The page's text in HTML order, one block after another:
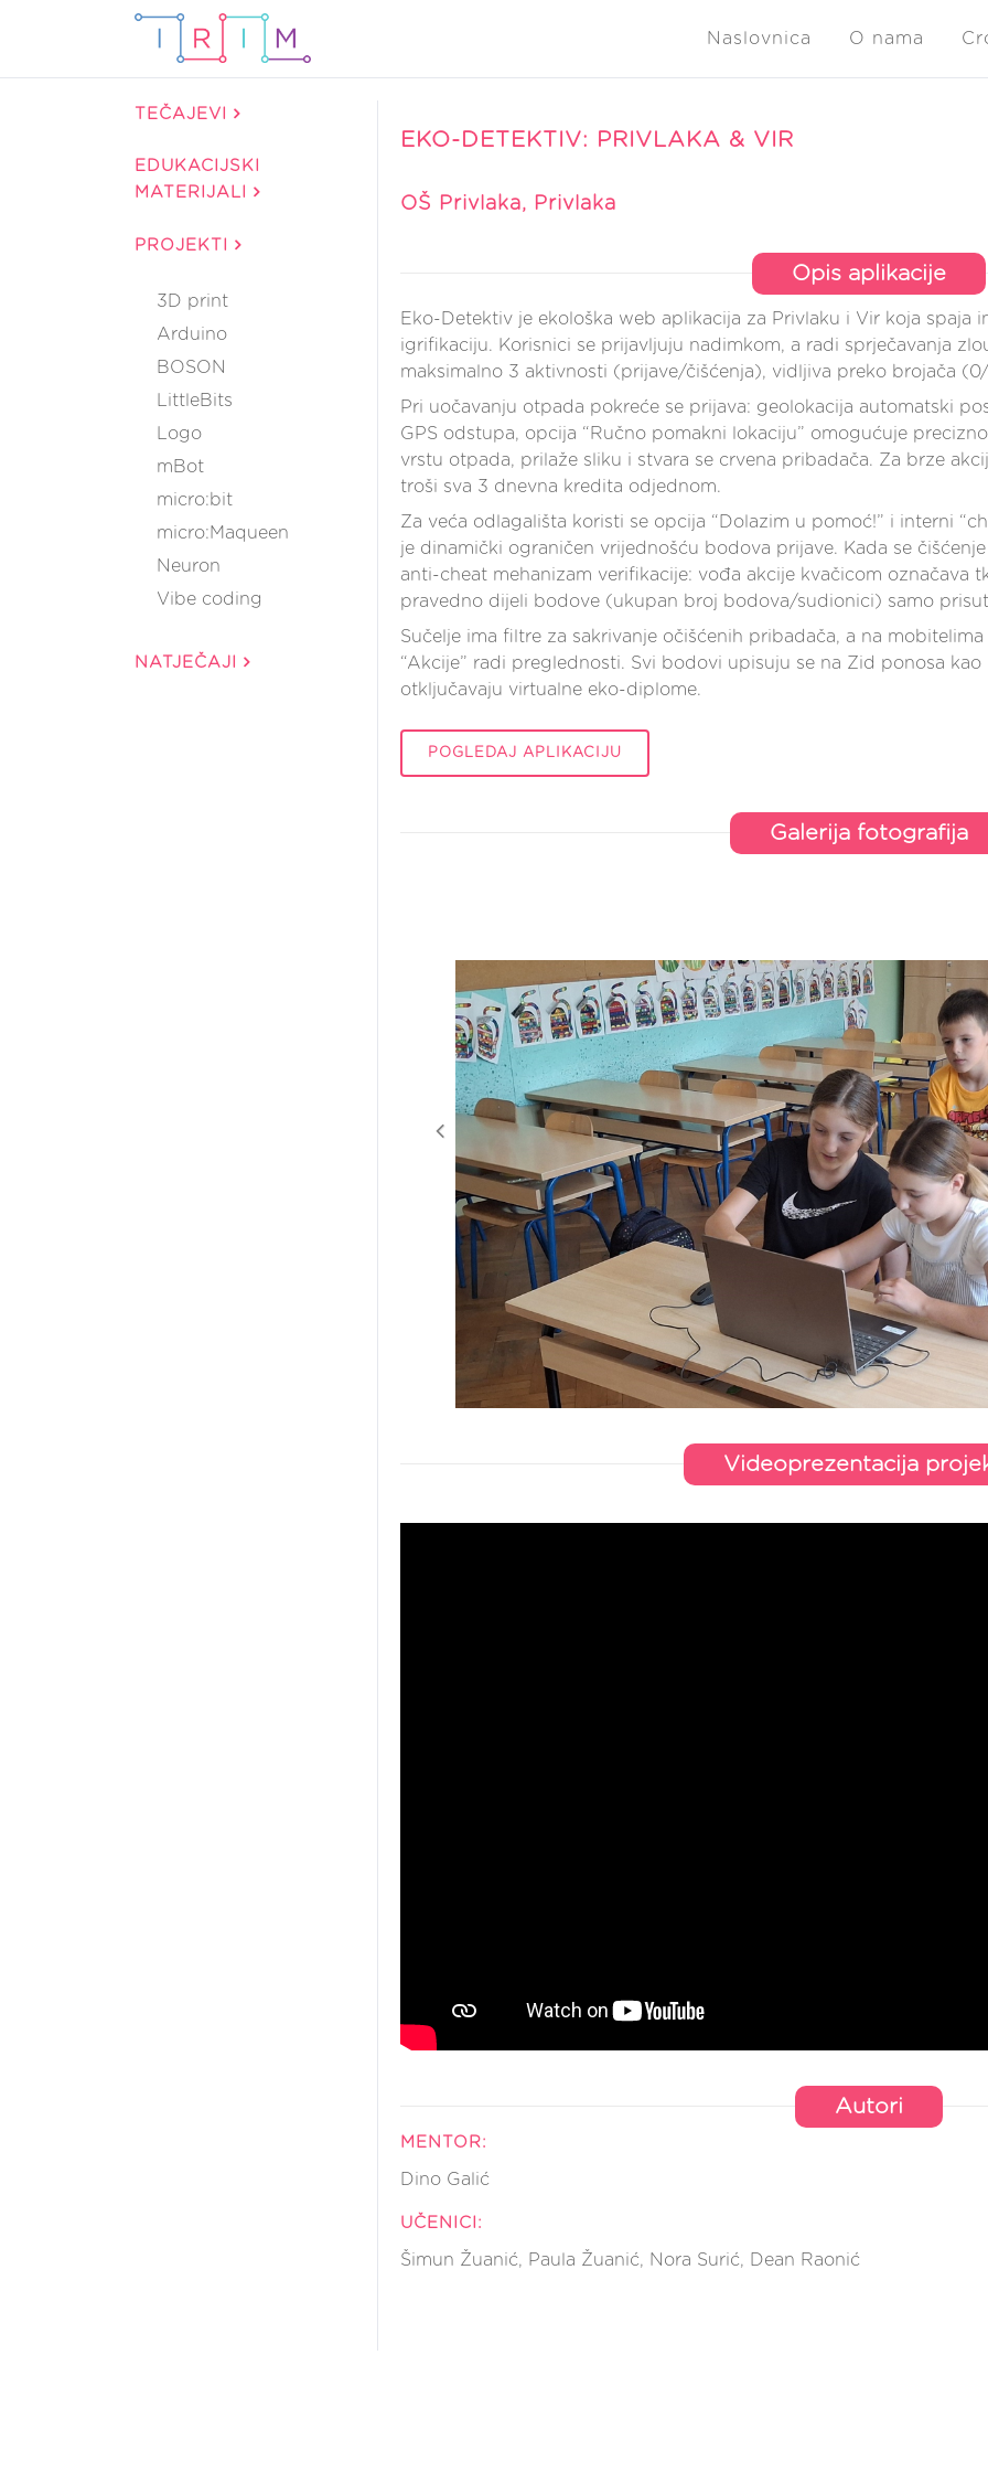
Naslovnica O nama
TEČAJEVI
EDUKACIJSKI
MATERIJALI
PROJEKTI
3D print
Arduino
BOSON
LittleBits
Logo
mBot
micro:bit
micro:Maqueen
Neuron
Vibe coding
NATJEČAJI
EKO-DETEKTIV: PRIVLAKA & VIR
OŠ Privlaka, Privlaka
Opis aplikacije
Eko-Detektiv je ekološka web aplikacija za Privlaku i Vir koja spaja
igrifikaciju. Korisnici se prijavljuju nadimkom, a radi sprječavanja
maksimalno 3 aktivnosti (prijave/čišćenja), vidljiva preko brojača
Pri uočavanju otpada pokreće se prijava: geolokacija automatski
GPS odstupa, opcija “Ručno pomakni lokaciju” omogućuje
vrstu otpada, prilaže sliku i stvara se crvena pribadača. Za brze
troši sva 3 dnevna kredita odjednom.
Za veća odlagališta koristi se opcija “Dolazim u pomoć!” i interni
je dinamički ograničen vrijednošću bodova prijave. Kada se
anti-cheat mehanizam verifikacije: vođa akcije kvačicom označava
pravedno dijeli bodove (ukupan broj bodova/sudionici) samo
Sučelje ima filtre za sakrivanje očišćenih pribadača, a na
“Akcije” radi preglednosti. Svi bodovi upisuju se na Zid ponosa
otključavaju virtualne eko-diplome.
POGLEDAJ APLIKACIJU
Galerija fotografija
Videoprezentacija
Autori
MENTOR:
Dino Galić
UČENICI:
Šimun Žuanić, Paula Žuanić, Nora Surić, Dean Raonić